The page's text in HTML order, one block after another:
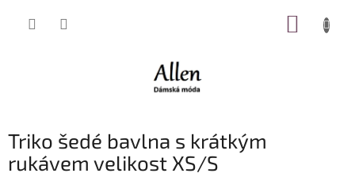
Triko šedé bavlna s krátkým
rukávem velikost XS/S